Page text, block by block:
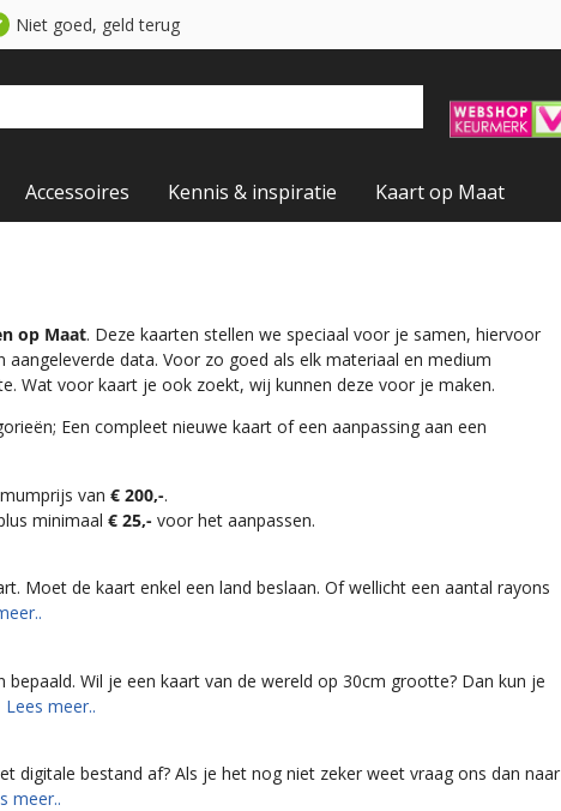
Niet goed, geld terug
Accessoires Kennis & inspiratie Kaart op Maat
op Maat. Deze kaarten stellen we speciaal voor je samen, hiervoor
data. Voor zo goed als elk materiaal en medium
Wat voor kaart je ook zoekt, wij kunnen deze voor je maken.
Een compleet nieuwe kaart of een aanpassing aan een
van € 200,-.
minimaal € 25,- voor het aanpassen.
Moet de kaart enkel een land beslaan. Of wellicht een aantal rayons
Wil je een kaart van de wereld op 30cm grootte? Dan kun je
Lees meer..
digitale bestand af? Als je het nog niet zeker weet vraag ons dan naar
meer..